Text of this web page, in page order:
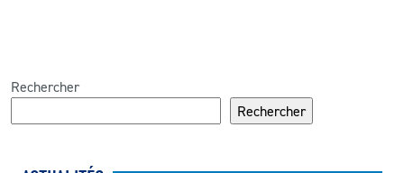
Rechercher
Rechercher